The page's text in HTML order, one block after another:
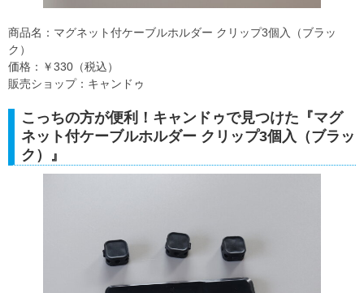
商品名：マグネット付ケーブルホルダー クリップ3個入（ブラッ
ク）
価格：￥330（税込）
販売ショップ：キャンドゥ
こっちの方が便利！キャンドゥで見つけた『マグ
ネット付ケーブルホルダー クリップ3個入（ブラッ
ク）』